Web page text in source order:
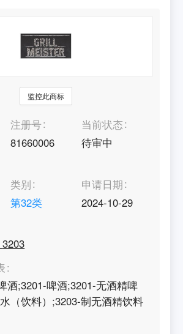
监控此商标
注册号
81660006
当前状态
待审中
类别
第32类
申请日期
2024-10-29
3203
酒;3201-啤酒;3201-无酒精啤
（饮料）;3203-制无酒精饮料